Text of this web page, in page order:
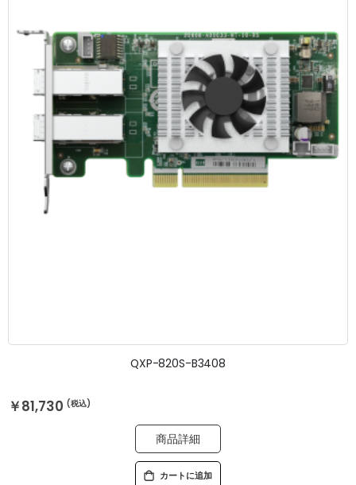
QXP-820S-B3408
￥81,730
商品詳細
カートに追加